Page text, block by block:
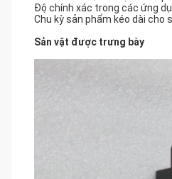
Độ chính xác trong các ứng
Chu kỳ sản phẩm kéo dài
Sản vật được trưng bày